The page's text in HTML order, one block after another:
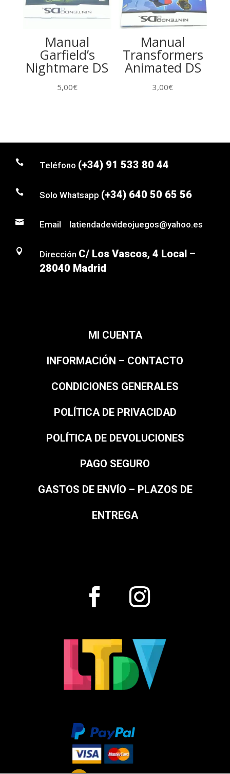
Manual
Garfield’s
Nightmare DS
5,00€
Manual
Transformers
Animated DS
3,00€
 Teléfono (+34) 91 533 80 44
 Solo Whatsapp (+34) 640 50 65 56
 Email latiendadevideojuegos@yahoo.es
 Dirección C/ Los Vascos, 4 Local –
28040 Madrid
MI CUENTA
INFORMACIÓN – CONTACTO
CONDICIONES GENERALES
POLÍTICA DE PRIVACIDAD
POLÍTICA DE DEVOLUCIONES
PAGO SEGURO
GASTOS DE ENVÍO – PLAZOS DE
ENTREGA